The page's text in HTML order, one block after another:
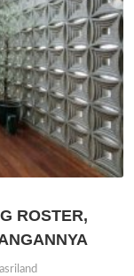
ROSTER,
asriland